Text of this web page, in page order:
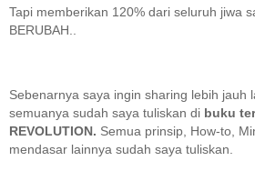
Tapi memberikan 120% dari seluruh jiwa
BERUBAH..
Sebenarnya saya ingin sharing lebih jauh
semuanya sudah saya tuliskan di buku
REVOLUTION. Semua prinsip, How-to,
mendasar lainnya sudah saya tuliskan.